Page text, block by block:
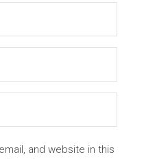
and website in this